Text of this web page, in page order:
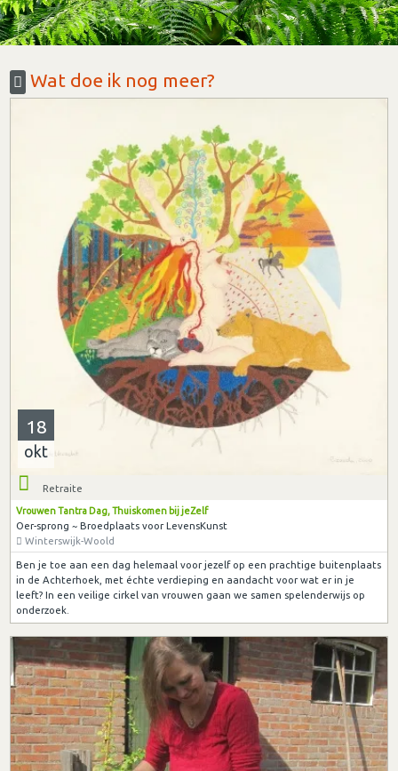
Wat doe ik nog meer?
18
okt
Retraite
Vrouwen Tantra Dag, Thuiskomen bij jeZelf
Oer-sprong ~ Broedplaats voor LevensKunst
Winterswijk-Woold
Ben je toe aan een dag helemaal voor jezelf op een prachtige buitenplaats
in de Achterhoek, met échte verdieping en aandacht voor wat er in je
leeft? In een veilige cirkel van vrouwen gaan we samen spelenderwijs op
onderzoek.